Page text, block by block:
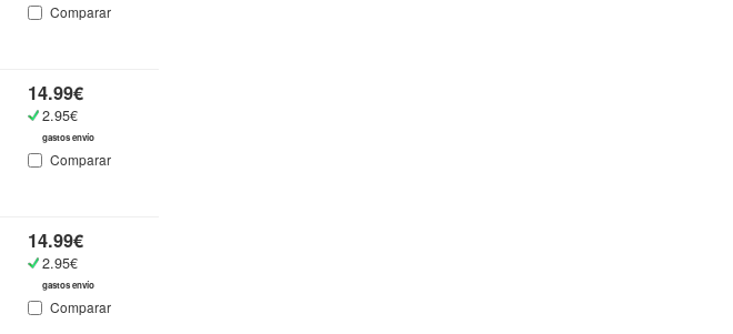
Comparar
14.99€
2.95€
gastos envío
Comparar
14.99€
2.95€
gastos envío
Comparar